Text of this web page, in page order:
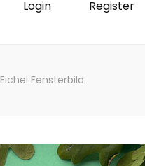
Login Register
Eichel Fensterbild